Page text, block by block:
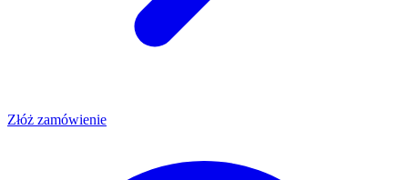
Złóż zamówienie